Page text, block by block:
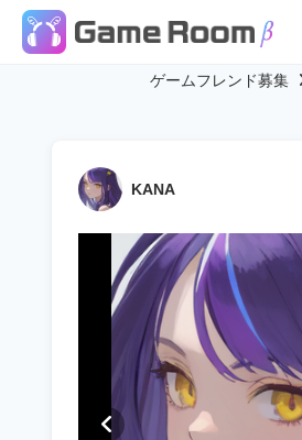
ゲームフレンド募集
KANA